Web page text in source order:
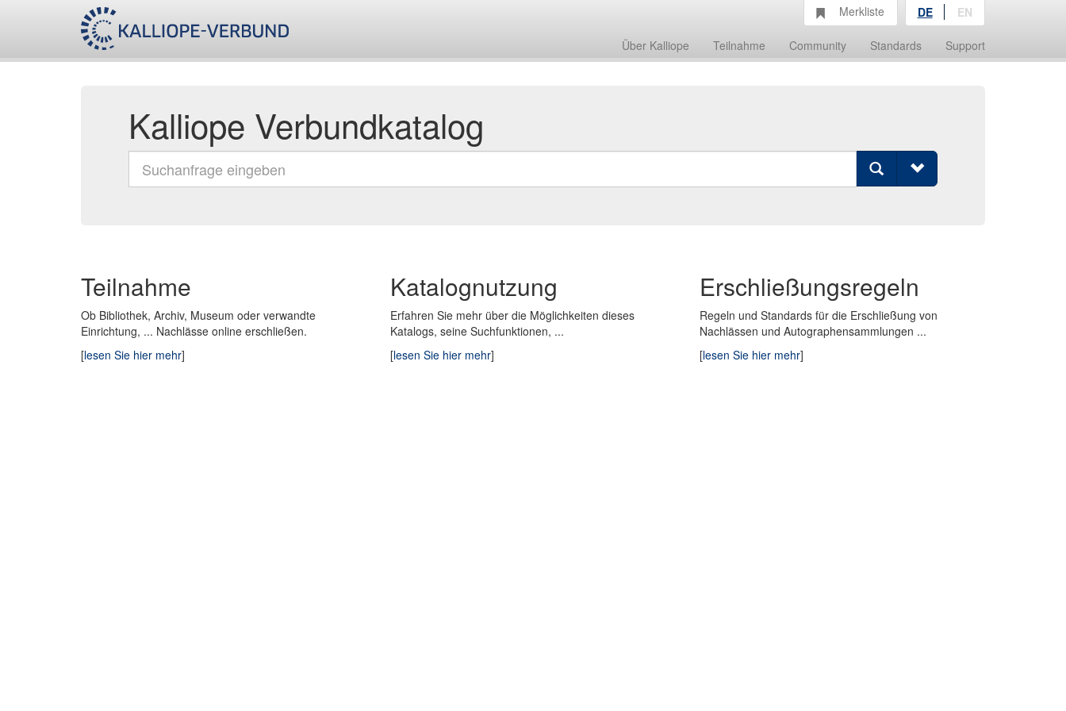
Über Kalliope Teilnahme Community Standards Support
Merkliste DE EN
Kalliope Verbundkatalog
Teilnahme
Ob Bibliothek, Archiv, Museum oder verwandte
Einrichtung, ... Nachlässe online erschließen.
[lesen Sie hier mehr]
Katalognutzung
Erfahren Sie mehr über die Möglichkeiten dieses
Katalogs, seine Suchfunktionen, ...
[lesen Sie hier mehr]
Erschließungsregeln
Regeln und Standards für die Erschließung von
Nachlässen und Autographensammlungen ...
[lesen Sie hier mehr]